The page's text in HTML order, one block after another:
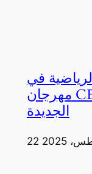
في
مهرجان CED Sportival بالعلمين
الجديدة
2025